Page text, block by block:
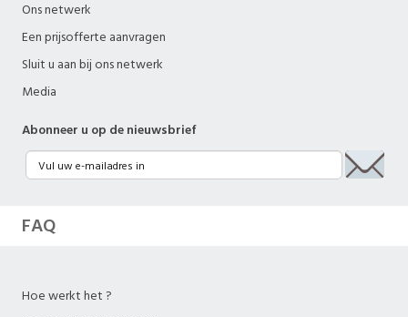
Ons netwerk
Een prijsofferte aanvragen
Sluit u aan bij ons netwerk
Media
Abonneer u op de nieuwsbrief
FAQ
Hoe werkt het ?